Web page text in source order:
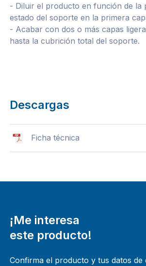
- Diluir el producto en función de la
estado del soporte en la primera
- Acabar con dos o más capas
hasta la cubrición total del soporte.
Descargas
Ficha técnica
¡Me interesa
este producto!
Confirma el producto y tus datos